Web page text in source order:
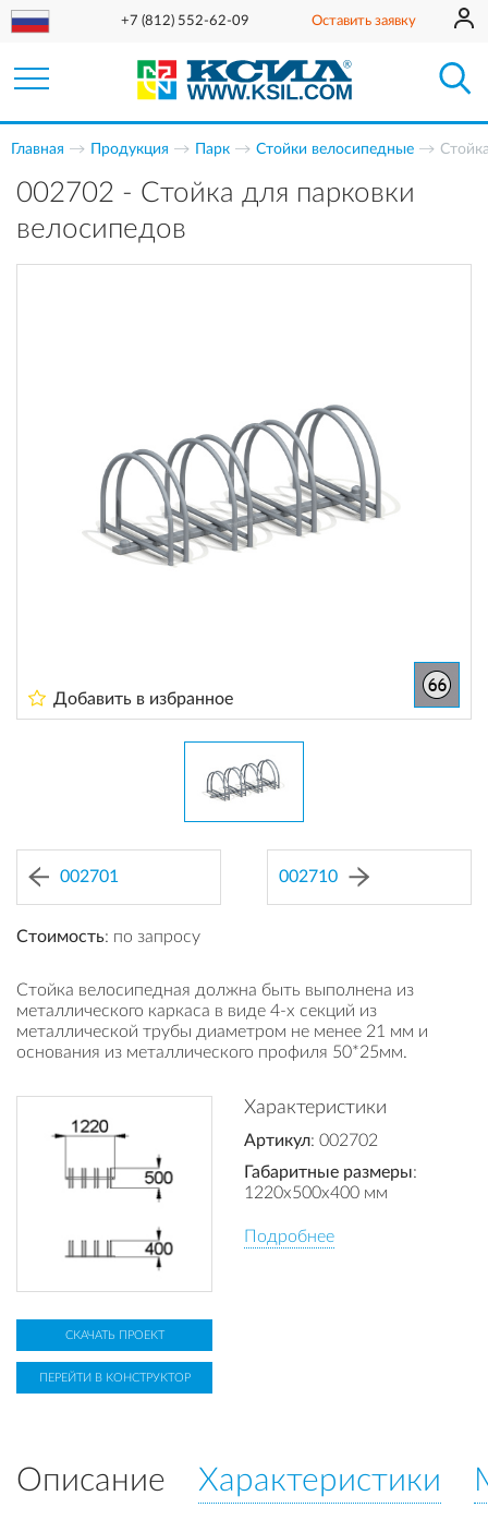
+7 (812) 552-62-09 Оставить заявку
Главная Продукция Парк Стойки велосипедные
002702 - Стойка для парковки
велосипедов
Добавить в избранное
002701 002710
Стоимость: по запросу
Стойка велосипедная должна быть выполнена из
металлического каркаса в виде 4-х секций из
металлической трубы диаметром не менее 21 мм и
основания из металлического профиля 50*25мм.
Характеристики
Артикул: 002702
Габаритные размеры:
1220x500x400 мм
Подробнее
СКАЧАТЬ ПРОЕКТ
ПЕРЕЙТИ В КОНСТРУКТОР
Описание Характеристики